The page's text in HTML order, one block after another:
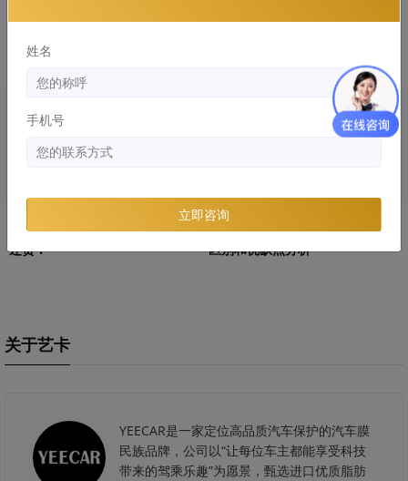
劣质隐形车危害：浪费的钱比膜
还贵！
隐形车衣和改色膜哪个好，两者
区别和优缺点分析
关于艺卡
YEECAR是一家定位高品质汽车保护的汽车膜
民族品牌，公司以“让每位车主都能享受科技
带来的驾乘乐趣”为愿景，甄选进口优质脂肪
姓名
手机号
立即咨询